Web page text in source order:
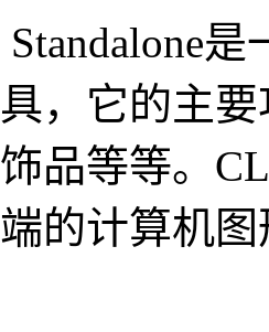
是
，它的主
品等等。
的计算机